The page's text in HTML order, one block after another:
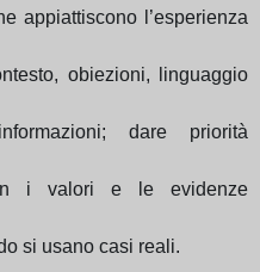
appiattiscono l’esperienza
obiezioni, linguaggio
dare priorità
i valori e le evidenze
si usano casi reali.